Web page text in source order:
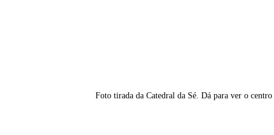
Foto tirada da Catedral da Sé. Dá para ver o